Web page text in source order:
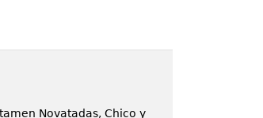
Novatadas, Chico y